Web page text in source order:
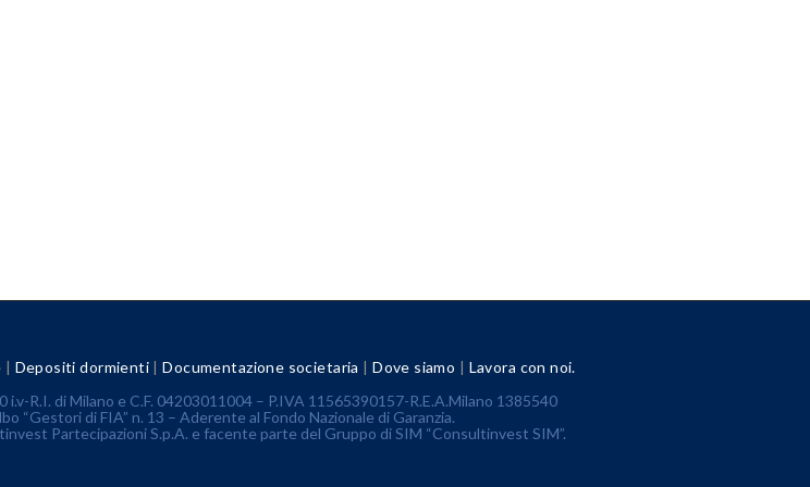
| Depositi dormienti |Documentazione societaria |Dove siamo | Lavora con noi.
R.I. di Milano e C.F. 04203011004 – P.IVA 11565390157-R.E.A.Milano 1385540
“Gestori di FIA” n. 13 – Aderente al Fondo Nazionale di Garanzia.
Partecipazioni S.p.A. e facente parte del Gruppo di SIM “Consultinvest SIM”.